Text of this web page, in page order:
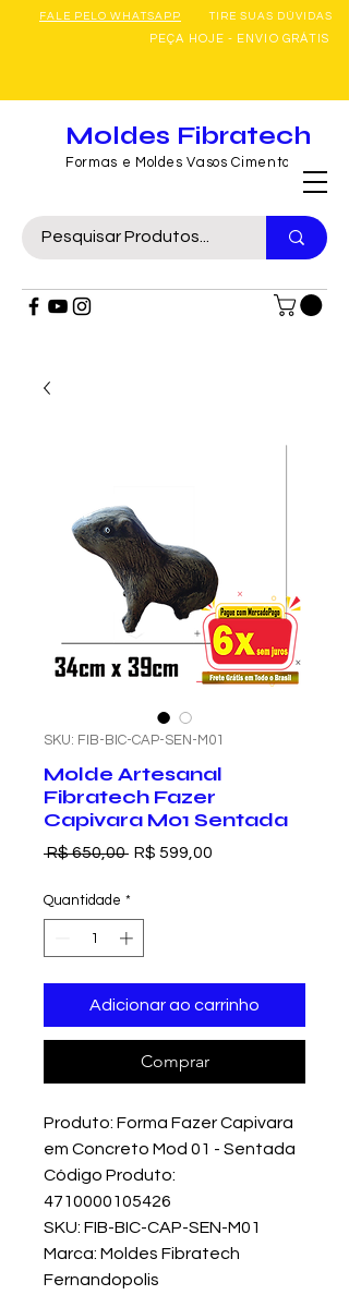
FALE PELO WHATSAPP TIRE SUAS DÚVIDAS
PEÇA HOJE - ENVIO GRÁTIS
Formas e Moldes Vasos Cimento
Moldes Fibratech
SKU: FIB-BIC-CAP-SEN-M01
Molde Artesanal
Fibratech Fazer
Capivara M01 Sentada
R$ 650,00 Preço
R$ 599,00
Quantidade *
Adicionar ao carrinho
Comprar
Produto: Forma Fazer Capivara
em Concreto Mod 01 - Sentada
Código Produto:
4710000105426
SKU: FIB-BIC-CAP-SEN-M01
Marca: Moldes Fibratech
Fernandopolis